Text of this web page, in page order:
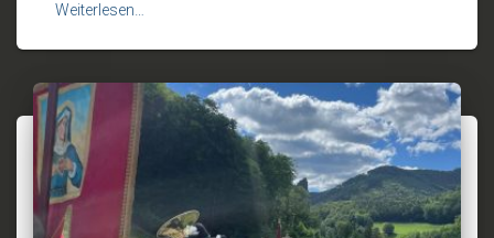
Weiterlesen…